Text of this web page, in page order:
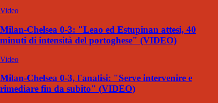
Video
Milan-Chelsea 0-3: "Leao ed Estupinan attesi, 40
minuti di intensità del portoghese" (VIDEO)
Video
Milan-Chelsea 0-3, l'analisi: "Serve intervenire e
rimediare fin da subito" (VIDEO)